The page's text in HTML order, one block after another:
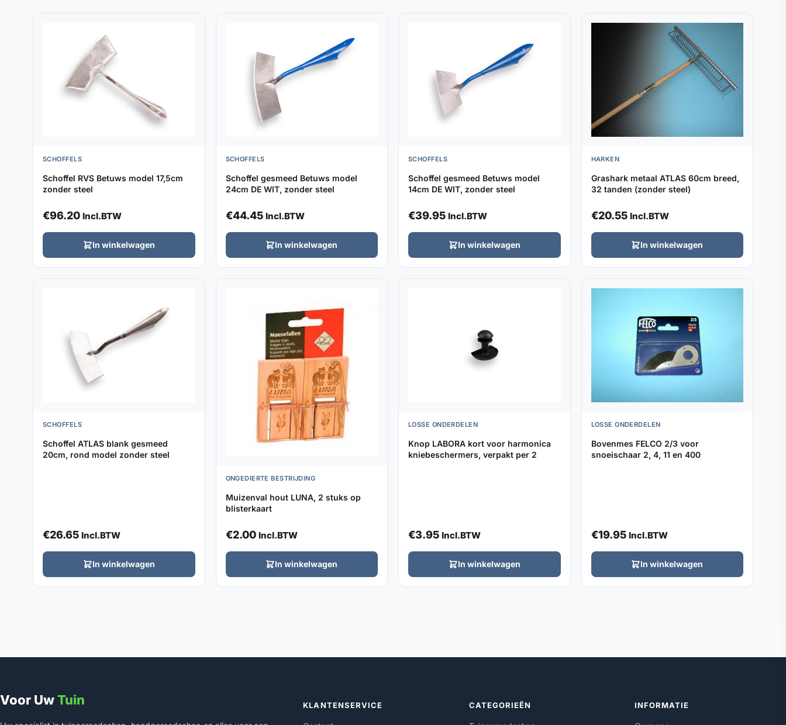
SCHOFFELS
Schoffel RVS Betuws model 17,5cm
zonder steel
€96.20 Incl.BTW
In winkelwagen
SCHOFFELS
Schoffel gesmeed Betuws model
24cm DE WIT, zonder steel
€44.45 Incl.BTW
In winkelwagen
SCHOFFELS
Schoffel gesmeed Betuws model
14cm DE WIT, zonder steel
€39.95 Incl.BTW
In winkelwagen
HARKEN
Grashark metaal ATLAS 60cm breed,
32 tanden (zonder steel)
€20.55 Incl.BTW
In winkelwagen
SCHOFFELS
Schoffel ATLAS blank gesmeed
20cm, rond model zonder steel
€26.65 Incl.BTW
In winkelwagen
ONGEDIERTE BESTRIJDING
Muizenval hout LUNA, 2 stuks op
blisterkaart
€2.00 Incl.BTW
In winkelwagen
LOSSE ONDERDELEN
Knop LABORA kort voor harmonica
kniebeschermers, verpakt per 2
€3.95 Incl.BTW
In winkelwagen
LOSSE ONDERDELEN
Bovenmes FELCO 2/3 voor
snoeischaar 2, 4, 11 en 400
€19.95 Incl.BTW
In winkelwagen
Voor UwTuin KLANTENSERVICE CATEGORIEËN INFORMATIE